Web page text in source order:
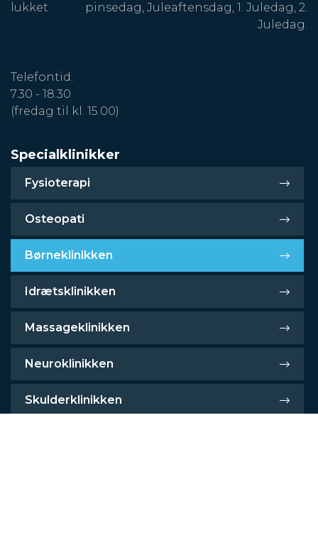
lukket
pinsedag, Juleaftensdag, 1. Juledag, 2.
Juledag.
Telefontid:
7.30 - 18.30
(fredag til kl. 15.00)
Specialklinikker
Fysioterapi
Osteopati
Børneklinikken
Idrætsklinikken
Massageklinikken
Neuroklinikken
Skulderklinikken